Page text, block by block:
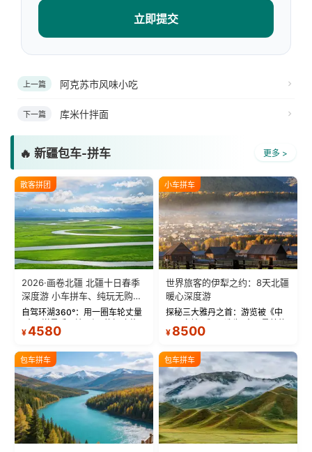
立即提交
上一篇 阿克苏市风味小吃
下一篇 库米什拌面
🔥 新疆包车-拼车 更多 >
散客拼团
2026·画卷北疆 北疆十日春季
深度游 小车拼车、纯玩无购
物！
自驾环湖360°：用一圈车轮丈量
蓝。 赛湖旅拍：甄选多款风格服
绝美瞬间。 赛湖坦克300跟车视
频：专业摄影师...
¥4580
小车拼车
世界旅客的伊犁之约：8天北疆
暖心深度游
探秘三大雅丹之首：游览被《中
三大雅丹”第一名的克拉玛依魔鬼
瓦人最大村落——禾木村，欣赏
晨雾与小木...
¥ 8500
包车拼车 包车拼车